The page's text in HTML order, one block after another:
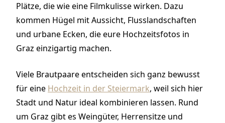
Plätze, die wie eine Filmkulisse wirken. Dazu
kommen Hügel mit Aussicht, Flusslandschaften
und urbane Ecken, die eure Hochzeitsfotos in
Graz einzigartig machen.
Viele Brautpaare entscheiden sich ganz bewusst
für eine Hochzeit in der Steiermark, weil sich hier
Stadt und Natur ideal kombinieren lassen. Rund
um Graz gibt es Weingüter, Herrensitze und